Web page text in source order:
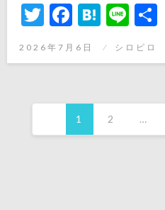
Twitter Line
投
日:
2026年7月6日 シロピロ
投
の
1 2 …